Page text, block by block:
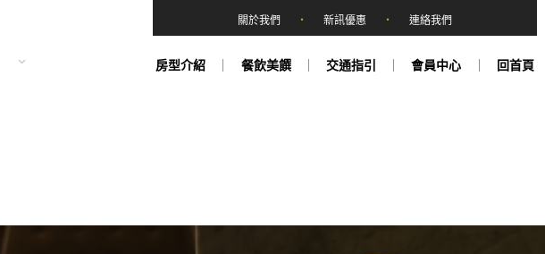
關於我們 ‧ 新訊優惠 ‧ 連絡我們
房型介紹 餐飲美饌 交通指引 會員中心 回首頁